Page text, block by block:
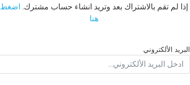
إذا لم تقم بالاشتراك بعد وتريد انشاء حساب مشترك. اضغط
هنا
البريد الألكتروني